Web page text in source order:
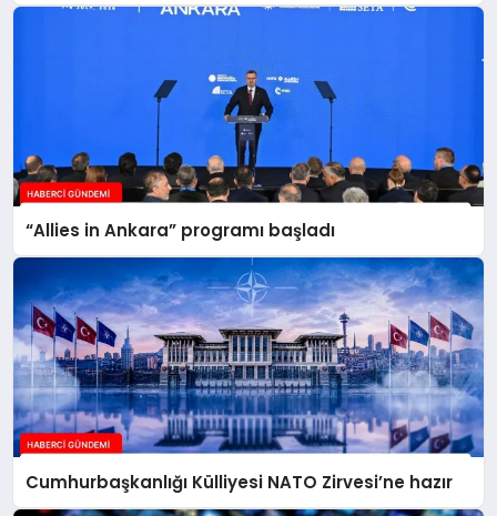
“Allies in Ankara” programı başladı
Cumhurbaşkanlığı Külliyesi NATO Zirvesi’ne hazır